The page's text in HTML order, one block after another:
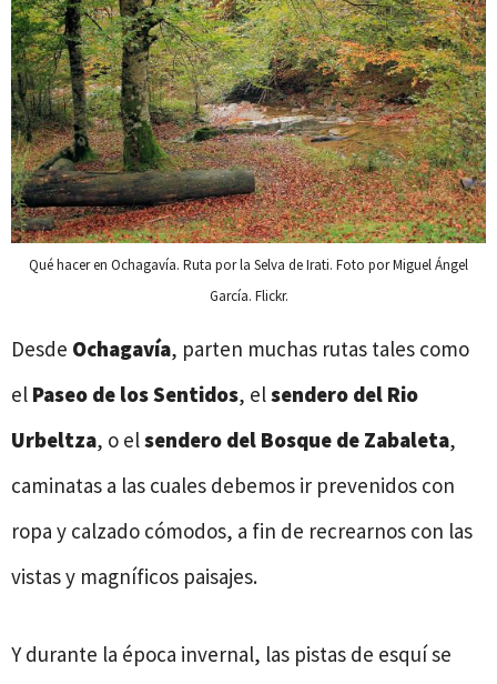
Qué hacer en Ochagavía. Ruta por la Selva de Irati. Foto por Miguel Ángel
García. Flickr.
Desde Ochagavía, parten muchas rutas tales como
el Paseo de los Sentidos, elsendero del Rio
Urbeltza, o elsendero del Bosque de Zabaleta,
caminatas a las cuales debemos ir prevenidos con
ropa y calzado cómodos, a fin de recrearnos con las
vistas y magníficos paisajes.
Y durante la época invernal, las pistas de esquí se